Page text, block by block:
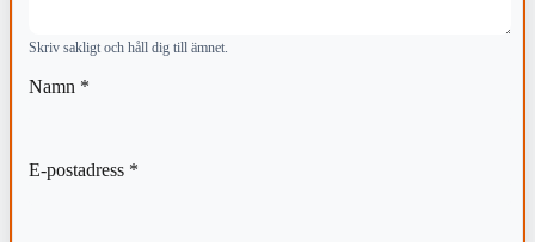
Skriv sakligt och håll dig till ämnet.
Namn *
E-postadress *